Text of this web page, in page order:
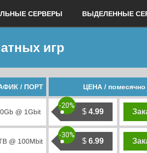
СЕРВЕРЫ ВЫДЕЛЕННЫЕ
игр
/ ПОРТ ЦЕНА / помесячно
@ 1Gbit $ 4.99
-20%
@ 100Mbit $ 6.99
-30%